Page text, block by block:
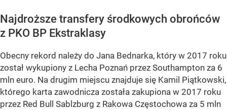
Najdroższe transfery środkowych obrońców
z PKO BP Ekstraklasy
Obecny rekord należy do Jana Bednarka, który w 2017 roku
został wykupiony z Lecha Poznań przez Southampton za 6
mln euro. Na drugim miejscu znajduje się Kamil Piątkowski,
którego karta zawodnicza została zakupiona w 2017 roku
przez Red Bull Sablzburg z Rakowa Częstochowa za 5 mln